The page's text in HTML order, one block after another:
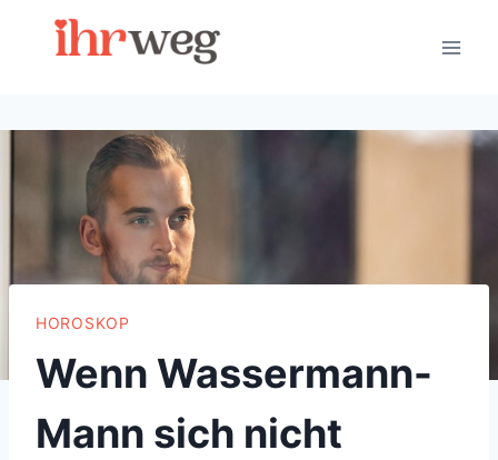
HOROSKOP
Wenn Wassermann-
Mann sich nicht